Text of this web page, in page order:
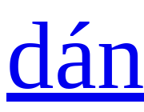
dán